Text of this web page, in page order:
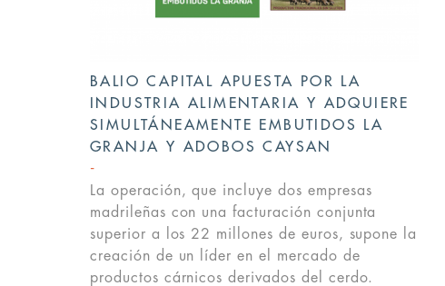
BALIO CAPITAL APUESTA POR LA
INDUSTRIA ALIMENTARIA Y ADQUIERE
SIMULTÁNEAMENTE EMBUTIDOS LA
GRANJA Y ADOBOS CAYSAN
La operación, que incluye dos empresas
madrileñas con una facturación conjunta
superior a los 22 millones de euros, supone la
creación de un líder en el mercado de
productos cárnicos derivados del cerdo.